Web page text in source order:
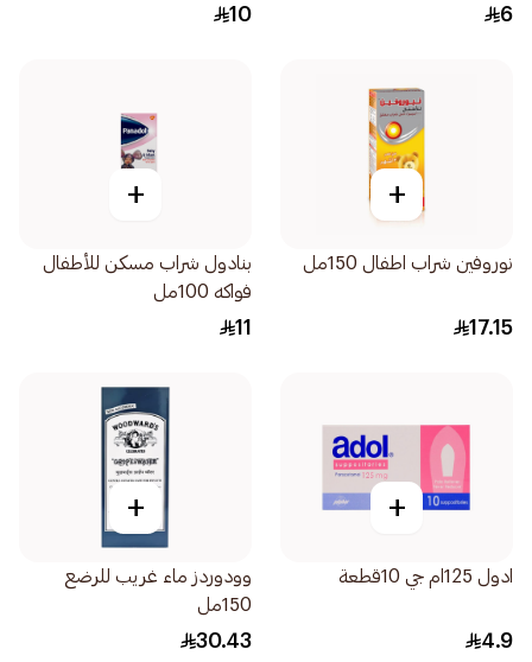
6
10
+
نوروفين شراب اطفال 150مل
17.15
+
بنادول شراب مسكن للأطفال
فواكه 100مل
11
+
ادول 125ام جي 10قطعة
4.9
+
وودوردز ماء غريب للرضع
150مل
30.43